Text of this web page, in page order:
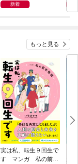
新着
もっと見る
実は私、転生９回生で
す マンガ 私の前世
が